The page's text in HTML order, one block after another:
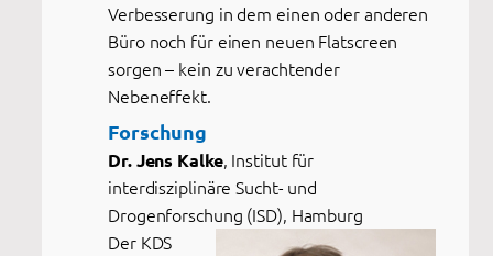
Verbesserung in dem einen oder anderen
Büro noch für einen neuen Flatscreen
sorgen – kein zu verachtender
Nebeneffekt.
Forschung
Dr. Jens Kalke, Institut für
interdisziplinäre Sucht- und
Drogenforschung (ISD), Hamburg
Der KDS